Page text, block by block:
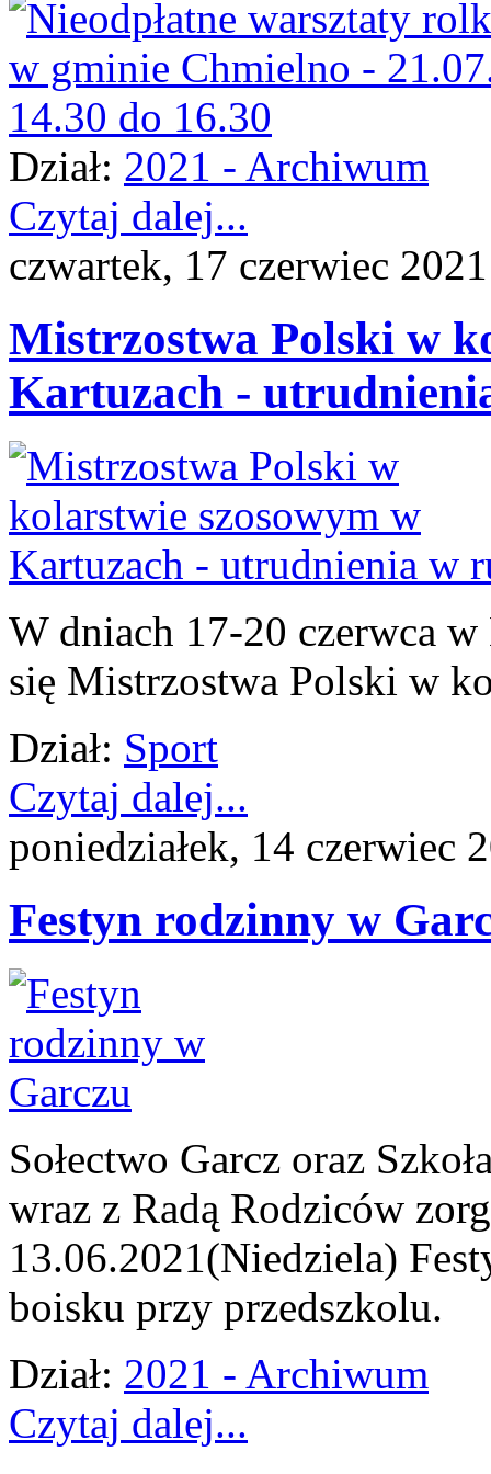
Dział: 2021 - Archiwum
Czytaj dalej...
czwartek, 17 czerwiec
Mistrzostwa Polski w
Kartuzach -
W dniach 17-20 czerwca
się Mistrzostwa Polski w
Dział: Sport
Czytaj dalej...
poniedziałek, 14 czerwiec
Festyn rodzinny w
Sołectwo Garcz oraz
wraz z Radą Rodziców
13.06.2021(Niedziela)
boisku przy przedszkolu.
Dział: 2021 - Archiwum
Czytaj dalej...